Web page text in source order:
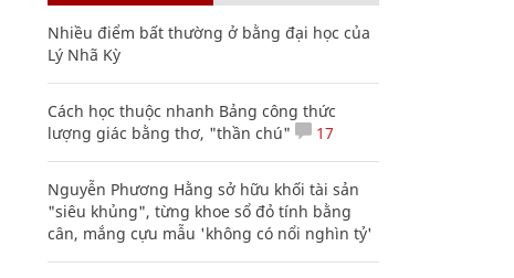
Nhiều điểm bất thường ở bằng đại học của
Lý Nhã Kỳ
Cách học thuộc nhanh Bảng công thức
lượng giác bằng thơ, "thần chú"
17
Nguyễn Phương Hằng sở hữu khối tài sản
"siêu khủng", từng khoe sổ đỏ tính bằng
cân, mắng cựu mẫu 'không có nổi nghìn tỷ'